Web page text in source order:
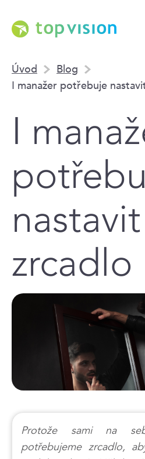
Úvod
Blog
I manažer potřebuje
I
nastavit
zrcadlo
Protože sami na
potřebujeme zrcadlo,